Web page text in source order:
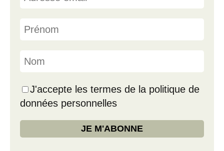
J'accepte les termes de la politique de
données personnelles